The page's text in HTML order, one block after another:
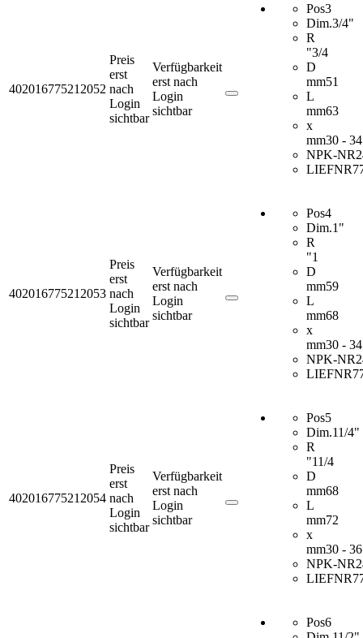
402016775212052
Preis
erst
nach
Login
sichtbar
Verfügbarkeit
erst nach
Login
sichtbar
Pos3
Dim.3/4"
R
"3/4
D
mm51
L
mm63
x
mm30 - 34
NPK-NR
LIEFNR
402016775212053
Preis
erst
nach
Login
sichtbar
Verfügbarkeit
erst nach
Login
sichtbar
Pos4
Dim.1"
R
"1
D
mm59
L
mm68
x
mm30 - 34
NPK-NR
LIEFNR
402016775212054
Preis
erst
nach
Login
sichtbar
Verfügbarkeit
erst nach
Login
sichtbar
Pos5
Dim.11/4"
R
"11/4
D
mm68
L
mm72
x
mm30 - 36
NPK-NR
LIEFNR
Pos6